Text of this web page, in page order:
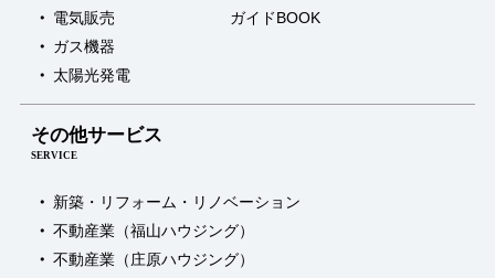
電気販売
ガス機器
太陽光発電
ガイドBOOK
その他サービス
SERVICE
新築・リフォーム・リノベーション
不動産業（福山ハウジング）
不動産業（庄原ハウジング）